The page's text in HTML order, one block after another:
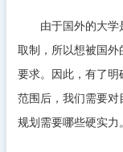
由于国外的大
取制，所以想被国外
要求。因此，有了明
范围后，我们需要对
规划需要哪些硬实力